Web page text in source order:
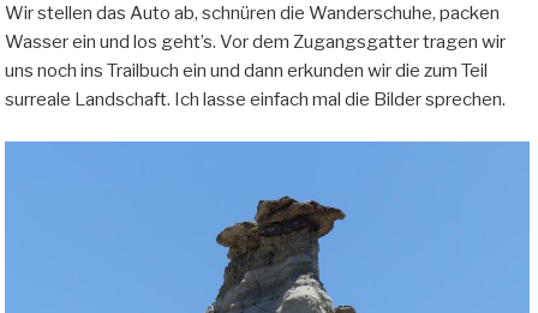
Wir stellen das Auto ab, schnüren die Wanderschuhe, packen
Wasser ein und los geht’s. Vor dem Zugangsgatter tragen wir
uns noch ins Trailbuch ein und dann erkunden wir die zum Teil
surreale Landschaft. Ich lasse einfach mal die Bilder sprechen.